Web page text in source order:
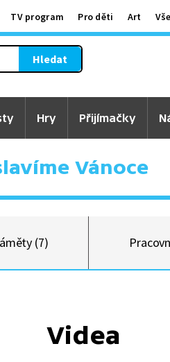
TV program Pro děti Art
Hledat
Hry Přijímačky
Vánoce
(7)
Videa